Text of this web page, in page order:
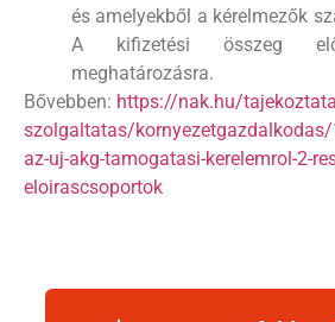
és amelyekből a kérelmezők
A kifizetési összeg
meghatározásra.
Bővebben: https://nak.hu/
szolgaltatas/
az-uj-akg-tamogatasi-kerelemrol-2-
eloirascsoportok